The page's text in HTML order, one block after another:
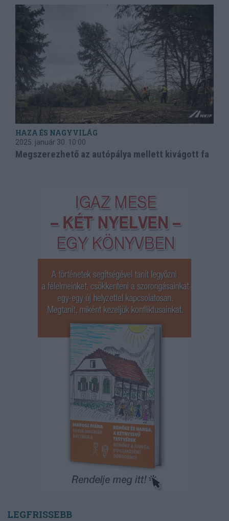
HAZA ÉS NAGYVILÁG
2025. január 30. 10:00
Megszerezhető az autópálya mellett kivágott fa
LEGFRISSEBB